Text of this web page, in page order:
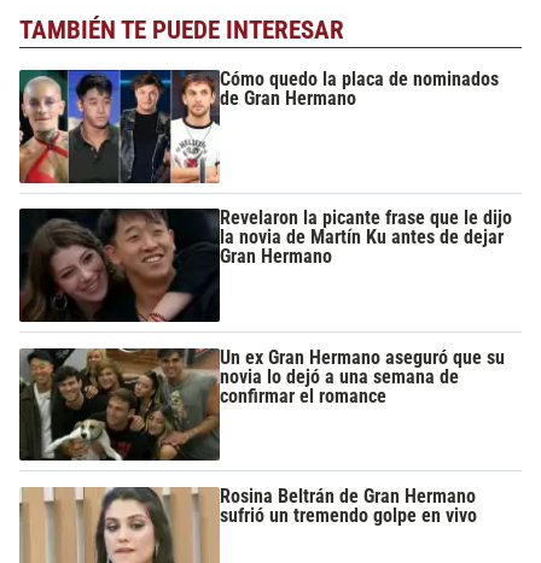
TAMBIÉN TE PUEDE INTERESAR
Cómo quedo la placa de nominados
de Gran Hermano
Revelaron la picante frase que le dijo
la novia de Martín Ku antes de dejar
Gran Hermano
Un ex Gran Hermano aseguró que su
novia lo dejó a una semana de
confirmar el romance
Rosina Beltrán de Gran Hermano
sufrió un tremendo golpe en vivo